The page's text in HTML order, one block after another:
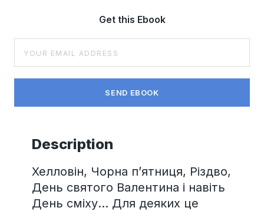
Get this Ebook
Description
Хелловін, Чорна п’ятниця, Різдво,
День святого Валентина і навіть
День сміху… Для деяких це